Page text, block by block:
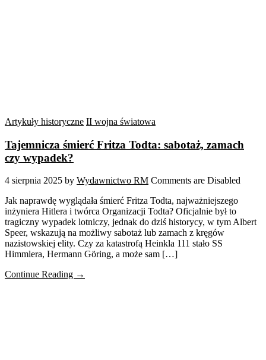
Artykuły historyczne II wojna światowa
Tajemnicza śmierć Fritza Todta: sabotaż, zamach
czy wypadek?
4 sierpnia 2025 by Wydawnictwo RM Comments are Disabled
Jak naprawdę wyglądała śmierć Fritza Todta, najważniejszego
inżyniera Hitlera i twórca Organizacji Todta? Oficjalnie był to
tragiczny wypadek lotniczy, jednak do dziś historycy, w tym Albert
Speer, wskazują na możliwy sabotaż lub zamach z kręgów
nazistowskiej elity. Czy za katastrofą Heinkla 111 stało SS
Himmlera, Hermann Göring, a może sam […]
Continue Reading →